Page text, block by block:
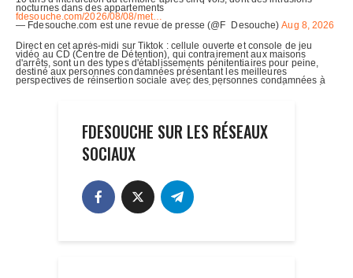
FDESOUCHE SUR LES RÉSEAUX
SOCIAUX